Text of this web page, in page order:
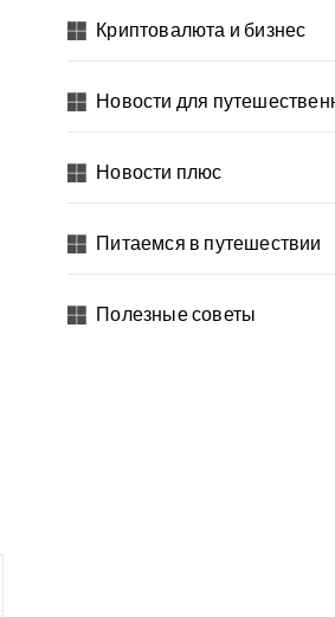
Криптовалюта и бизнес
Новости для
Новости плюс
Питаемся в путешествии
Полезные советы